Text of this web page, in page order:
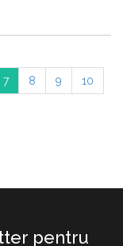
7 8 9 10
pentru